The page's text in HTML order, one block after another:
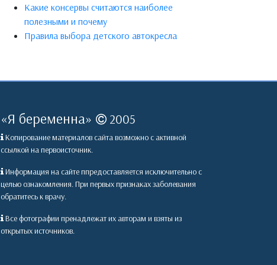
Какие консервы считаются наиболее
полезными и почему
Правила выбора детского автокресла
«Я беременна» 2005
Копирование материалов сайта возможно с активной
ссылкой на первоисточник.
Информация на сайте ппредоставляется исключительно с
целью ознакомления. При первых признаках заболевания
обратитесь к врачу.
Все фотографии пренадлежат их авторам и взяты из
открытых источников.